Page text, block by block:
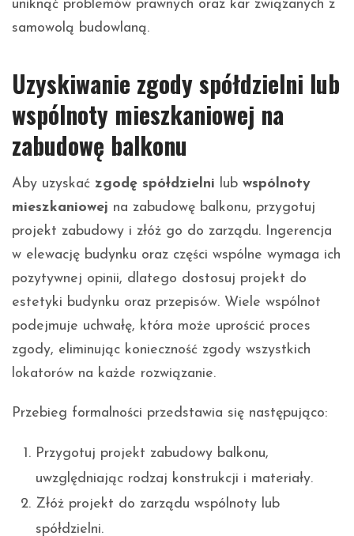
uniknąć problemów prawnych oraz kar związanych z
samowolą budowlaną.
Uzyskiwanie zgody spółdzielni lub
wspólnoty mieszkaniowej na
zabudowę balkonu
Aby uzyskać zgodę spółdzielni lub wspólnoty
mieszkaniowej na zabudowę balkonu, przygotuj
projekt zabudowy i złóż go do zarządu. Ingerencja
w elewację budynku oraz części wspólne wymaga ich
pozytywnej opinii, dlatego dostosuj projekt do
estetyki budynku oraz przepisów. Wiele wspólnot
podejmuje uchwałę, która może uprościć proces
zgody, eliminując konieczność zgody wszystkich
lokatorów na każde rozwiązanie.
Przebieg formalności przedstawia się następująco:
Przygotuj projekt zabudowy balkonu,
uwzględniając rodzaj konstrukcji i materiały.
Złóż projekt do zarządu wspólnoty lub
spółdzielni.